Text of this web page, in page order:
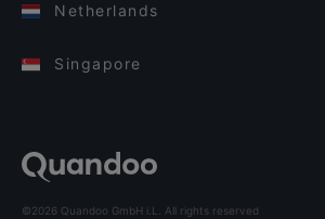
Netherlands
Singapore
©2026 Quandoo GmbH i.L. All rights reserved